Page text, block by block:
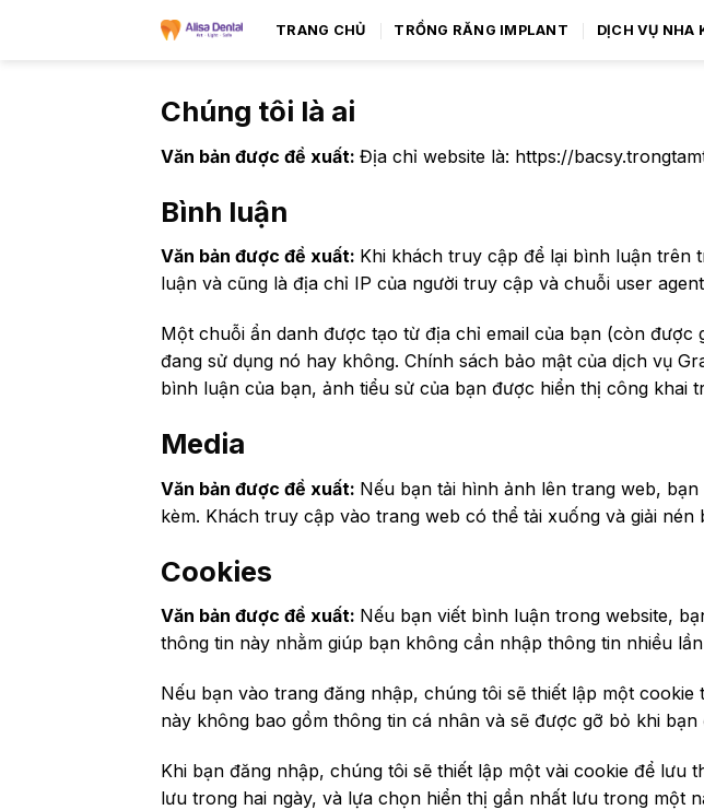
TRANG CHỦ TRỒNG RĂNG IMPLANT DỊCH VỤ NHA
Chúng tôi là ai
Văn bản được đề xuất: Địa chỉ website là: https://
Bình luận
Văn bản được đề xuất: Khi khách truy cập để lại bình luận trên
luận và cũng là địa chỉ IP của người truy cập và chuỗi user
Một chuỗi ẩn danh được tạo từ địa chỉ email của bạn (còn
đang sử dụng nó hay không. Chính sách bảo mật của dịch vụ
bình luận của bạn, ảnh tiểu sử của bạn được hiển thị công khai
Media
Văn bản được đề xuất: Nếu bạn tải hình ảnh lên trang web,
kèm. Khách truy cập vào trang web có thể tải xuống và giải
Cookies
Văn bản được đề xuất: Nếu bạn viết bình luận trong website,
thông tin này nhằm giúp bạn không cần nhập thông tin nhiều
Nếu bạn vào trang đăng nhập, chúng tôi sẽ thiết lập một
này không bao gồm thông tin cá nhân và sẽ được gỡ bỏ khi
Khi bạn đăng nhập, chúng tôi sẽ thiết lập một vài cookie để
lưu trong hai ngày, và lựa chọn hiển thị gần nhất lưu trong một